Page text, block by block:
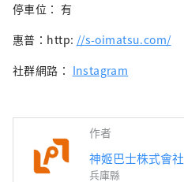
停車位： 有
惠普：http: //s-oimatsu.com/
社群網路： Instagram
作者
神姬巴士株式會社
兵庫縣